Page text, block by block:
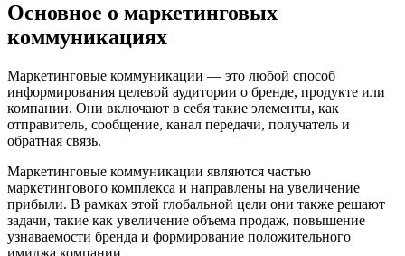
Основное о маркетинговых
коммуникациях
Маркетинговые коммуникации — это любой способ
информирования целевой аудитории о бренде, продукте или
компании. Они включают в себя такие элементы, как
отправитель, сообщение, канал передачи, получатель и
обратная связь.
Маркетинговые коммуникации являются частью
маркетингового комплекса и направлены на увеличение
прибыли. В рамках этой глобальной цели они также решают
задачи, такие как увеличение объема продаж, повышение
узнаваемости бренда и формирование положительного